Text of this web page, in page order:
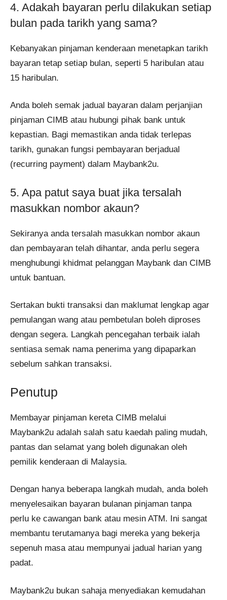
4. Adakah bayaran perlu dilakukan setiap
bulan pada tarikh yang sama?
Kebanyakan pinjaman kenderaan menetapkan tarikh
bayaran tetap setiap bulan, seperti 5 haribulan atau
15 haribulan.
Anda boleh semak jadual bayaran dalam perjanjian
pinjaman CIMB atau hubungi pihak bank untuk
kepastian. Bagi memastikan anda tidak terlepas
tarikh, gunakan fungsi pembayaran berjadual
(recurring payment) dalam Maybank2u.
5. Apa patut saya buat jika tersalah
masukkan nombor akaun?
Sekiranya anda tersalah masukkan nombor akaun
dan pembayaran telah dihantar, anda perlu segera
menghubungi khidmat pelanggan Maybank dan CIMB
untuk bantuan.
Sertakan bukti transaksi dan maklumat lengkap agar
pemulangan wang atau pembetulan boleh diproses
dengan segera. Langkah pencegahan terbaik ialah
sentiasa semak nama penerima yang dipaparkan
sebelum sahkan transaksi.
Penutup
Membayar pinjaman kereta CIMB melalui
Maybank2u adalah salah satu kaedah paling mudah,
pantas dan selamat yang boleh digunakan oleh
pemilik kenderaan di Malaysia.
Dengan hanya beberapa langkah mudah, anda boleh
menyelesaikan bayaran bulanan pinjaman tanpa
perlu ke cawangan bank atau mesin ATM. Ini sangat
membantu terutamanya bagi mereka yang bekerja
sepenuh masa atau mempunyai jadual harian yang
padat.
Maybank2u bukan sahaja menyediakan kemudahan